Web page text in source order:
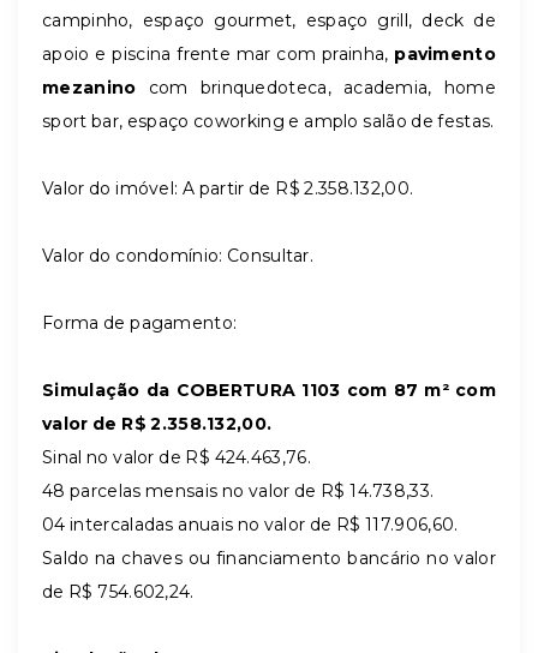
campinho, espaço gourmet, espaço grill, deck de
apoio e piscina frente mar com prainha, pavimento
mezanino com brinquedoteca, academia, home
sport bar, espaço coworking e amplo salão de festas.
Valor do imóvel: A partir de R$2.358.132,00.
Valor do condomínio: Consultar.
Forma de pagamento:
Simulação da COBERTURA 1103 com 87 m² com
valor de R$ 2.358.132,00.
Sinal no valor de R$ 424.463,76.
48 parcelas mensais no valor de R$14.738,33.
04 intercaladas anuais no valor de R$117.906,60.
Saldo na chaves ou financiamento bancário no valor
de R$754.602,24.